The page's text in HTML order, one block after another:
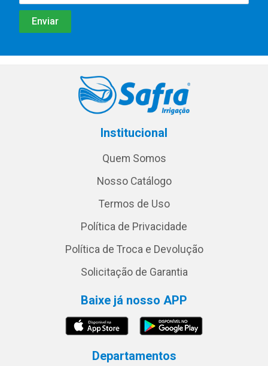
Institucional
Quem Somos
Nosso Catálogo
Termos de Uso
Política de Privacidade
Política de Troca e Devolução
Solicitação de Garantia
Baixe já nosso APP
Departamentos